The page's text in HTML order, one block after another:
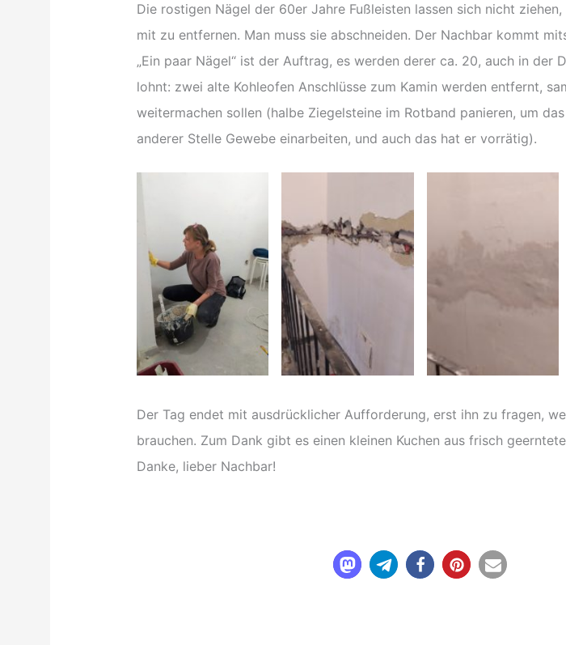
Die rostigen Nägel der 60er Jahre Fußleisten lassen sich nicht
mit zu entfernen. Man muss sie abschneiden. Der Nachbar kommt
„Ein paar Nägel“ ist der Auftrag, es werden derer ca. 20, auch in der
lohnt: zwei alte Kohleofen Anschlüsse zum Kamin werden entfernt,
weitermachen sollen (halbe Ziegelsteine im Rotband panieren, um
anderer Stelle Gewebe einarbeiten, und auch das hat er vorrätig).
Der Tag endet mit ausdrücklicher Aufforderung, erst ihn zu fragen,
brauchen. Zum Dank gibt es einen kleinen Kuchen aus frisch
Danke, lieber Nachbar!